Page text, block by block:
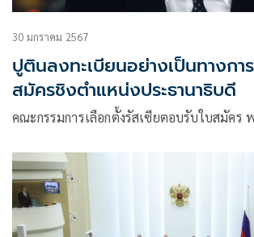
30 มกราคม 2567
ปูตินลงทะเบียนอย่างเป็นทางกา
สมัครชิงตำแหน่งประธานาธิบดี
คณะกรรมการเลือกตั้งรัสเซียตอบรับใบสมัคร